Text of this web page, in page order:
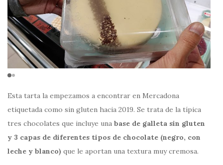
Esta tarta la empezamos a encontrar en Mercadona
etiquetada como sin gluten hacia 2019. Se trata de la típica
tres chocolates que incluye una base de galleta sin gluten
y 3 capas de diferentes tipos de chocolate (negro, con
leche y blanco) que le aportan una textura muy cremosa.